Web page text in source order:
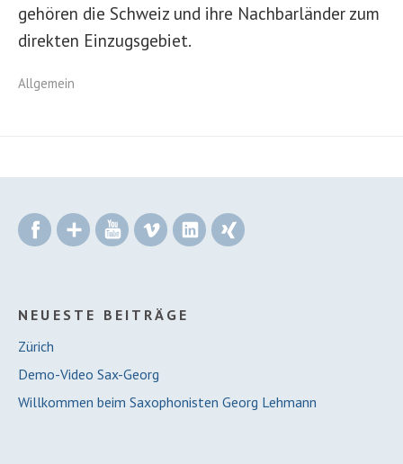
gehören die Schweiz und ihre Nachbarländer zum
direkten Einzugsgebiet.
Allgemein
FacebookGoogle+YouTubeVimeo LinkedIn
NEUESTE BEITRÄGE
Zürich
Demo-Video Sax-Georg
Willkommen beim Saxophonisten Georg Lehmann